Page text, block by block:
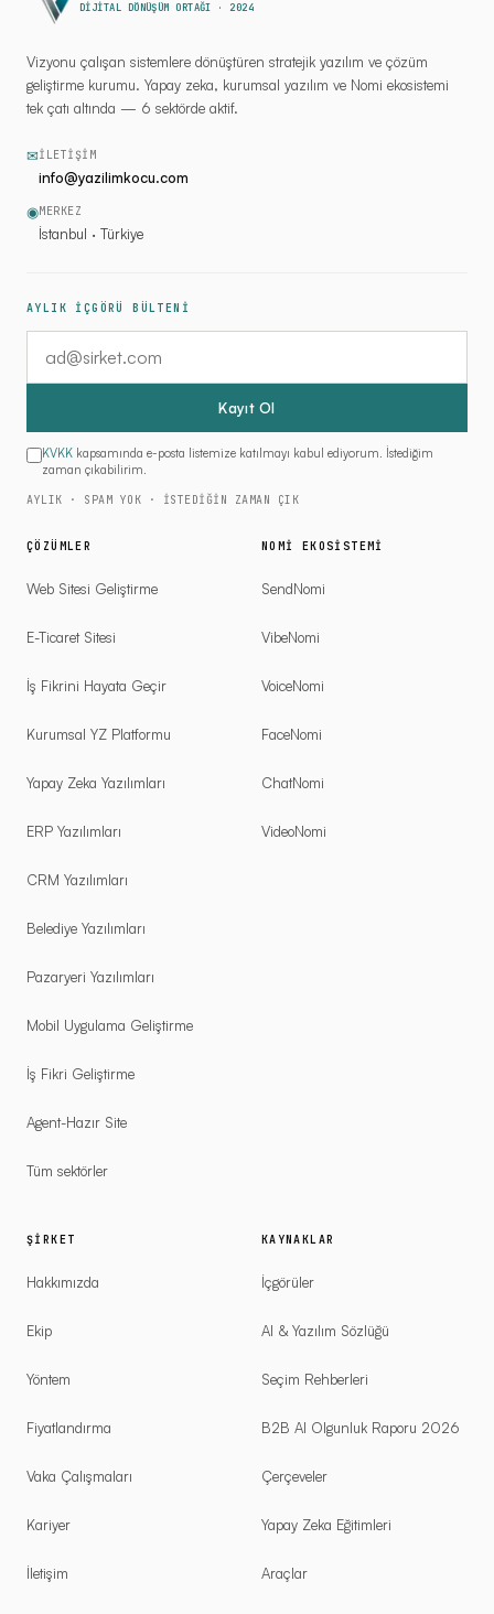
DİJİTAL DÖNÜŞÜM ORTAĞI · 2024
Vizyonu çalışan sistemlere dönüştüren stratejik yazılım ve çözüm
geliştirme kurumu. Yapay zeka, kurumsal yazılım ve Nomi ekosistemi
tek çatı altında — 6 sektörde aktif.
✉İLETIŞIM
info@yazilimkocu.com
◉MERKEZ
İstanbul · Türkiye
AYLIK İÇGÖRÜ BÜLTENİ
Kayıt Ol
KVKK kapsamında e-posta listemize katılmayı kabul ediyorum. İstediğim
zaman çıkabilirim.
AYLIK · SPAM YOK · İSTEDIĞIN ZAMAN ÇIK
ÇÖZÜMLER
Web Sitesi Geliştirme
E-Ticaret Sitesi
İş Fikrini Hayata Geçir
Kurumsal YZ Platformu
Yapay Zeka Yazılımları
ERP Yazılımları
CRM Yazılımları
Belediye Yazılımları
Pazaryeri Yazılımları
Mobil Uygulama Geliştirme
İş Fikri Geliştirme
Agent-Hazır Site
Tüm sektörler
NOMI EKOSISTEMI
SendNomi
VibeNomi
VoiceNomi
FaceNomi
ChatNomi
VideoNomi
ŞIRKET
Hakkımızda
Ekip
Yöntem
Fiyatlandırma
Vaka Çalışmaları
Kariyer
İletişim
KAYNAKLAR
İçgörüler
AI & Yazılım Sözlüğü
Seçim Rehberleri
B2B AI Olgunluk Raporu 2026
Çerçeveler
Yapay Zeka Eğitimleri
Araçlar